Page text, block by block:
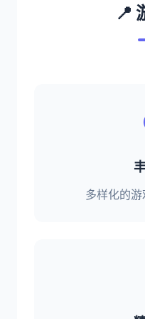
📍
多样化的